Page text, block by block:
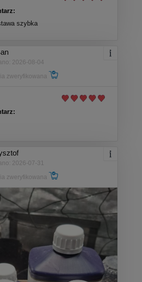
szybka
2026-08-04
zweryfikowana
2026-07-31
zweryfikowana